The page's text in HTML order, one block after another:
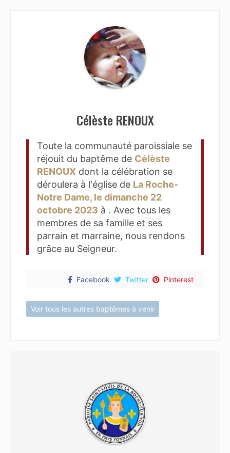
Célèste RENOUX
Toute la communauté paroissiale se
réjouit du baptême de Célèste
RENOUX dont la célébration se
déroulera à l'église de La Roche-
Notre Dame, le dimanche 22
octobre 2023 à . Avec tous les
membres de sa famille et ses
parrain et marraine, nous rendons
grâce au Seigneur.
Facebook Twitter Pinterest
Voir tous les autres baptêmes à venir